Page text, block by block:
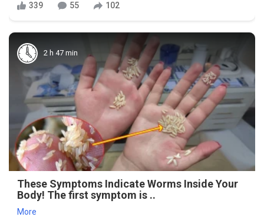
339 55 102
2 h 47 min
These Symptoms Indicate Worms Inside Your
Body! The first symptom is ..
More